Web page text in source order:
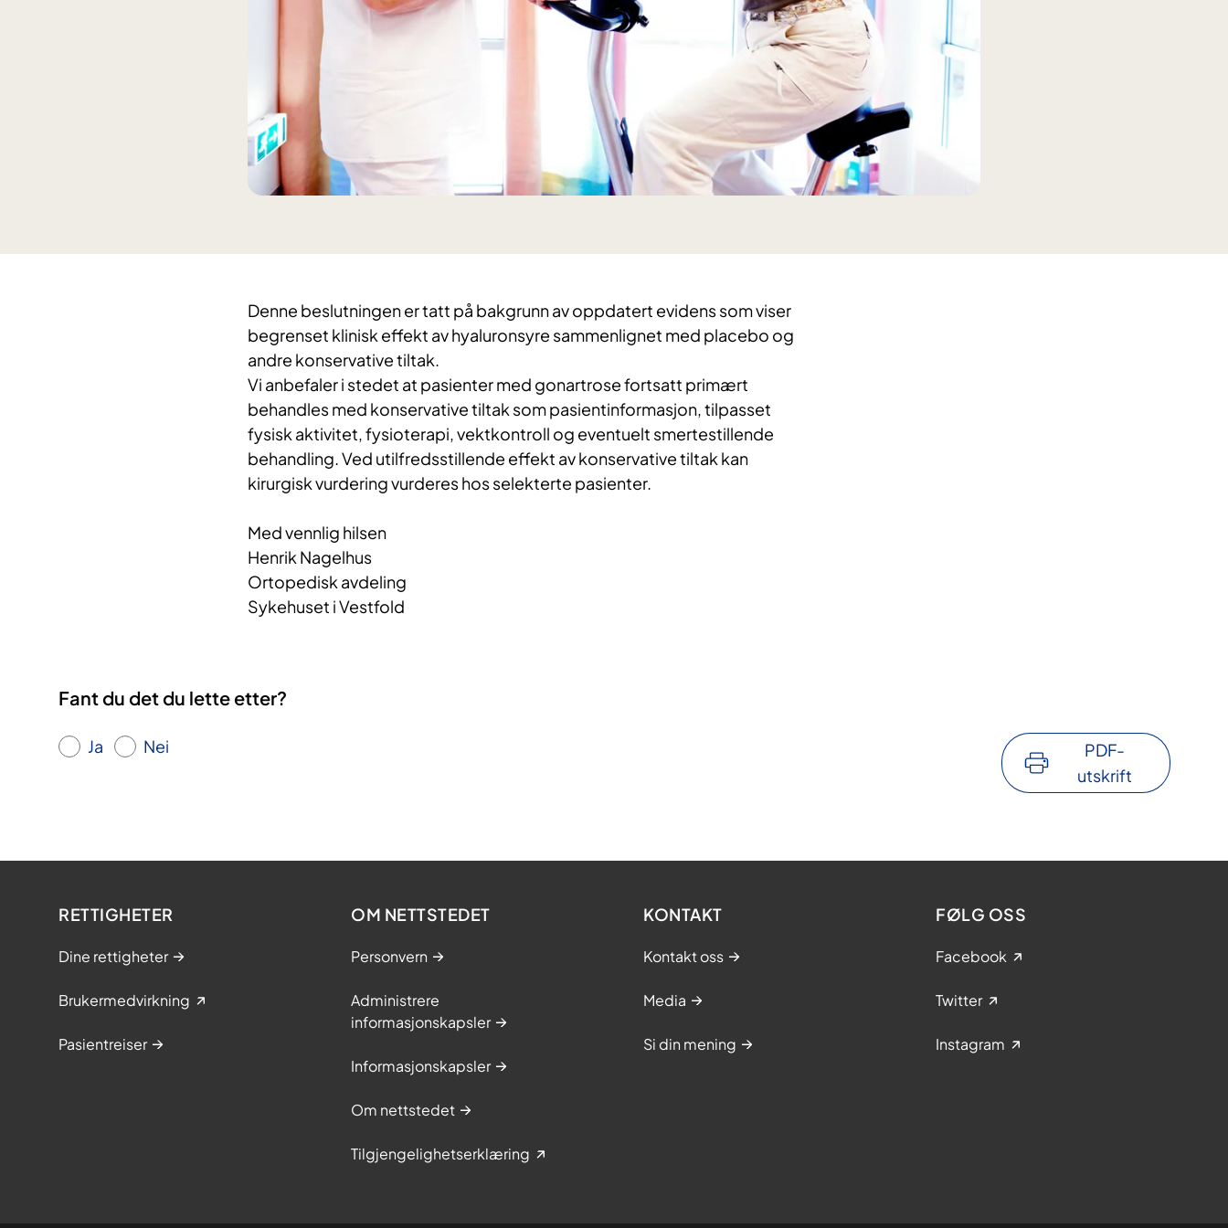
Denne beslutningen er tatt på bakgrunn av oppdatert evidens som viser
begrenset klinisk effekt av hyaluronsyre sammenlignet med placebo og
andre konservative tiltak.
Vi anbefaler i stedet at pasienter med gonartrose fortsatt primært
behandles med konservative tiltak som pasientinformasjon, tilpasset
fysisk aktivitet, fysioterapi, vektkontroll og eventuelt smertestillende
behandling. Ved utilfredsstillende effekt av konservative tiltak kan
kirurgisk vurdering vurderes hos selekterte pasienter.
Med vennlig hilsen
Henrik Nagelhus
Ortopedisk avdeling
Sykehuset i Vestfold
Fant du det du lette etter?
Ja Nei
PDF-
utskrift
RETTIGHETER
Dine rettigheter
Brukermedvirkning
Pasientreiser
OM NETTSTEDET
Personvern
Administrere
informasjonskapsler
Informasjonskapsler
Om nettstedet
Tilgjengelighetserklæring
KONTAKT
Kontakt oss
Media
Si din mening
FØLG OSS
Facebook
Twitter
Instagram